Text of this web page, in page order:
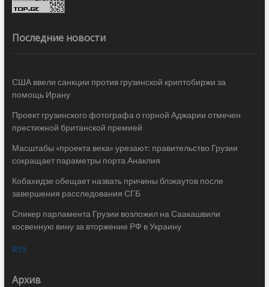
Последние новости
США ввели санкции против грузинской криптобиржи за
помощь Ирану
Проект грузинского фотографа о горной Аджарии отмечен
престижной британской премией
Масштабы «проекта века» урезают: правительство Грузии
сокращает параметры порта Анаклия
Кобахидзе обещает назвать причины блэкаутов после
завершения расследования СГБ
Спикер парламента Грузии возложил на Саакашвили
косвенную вину за вторжение РФ в Украину
RSS
Архив